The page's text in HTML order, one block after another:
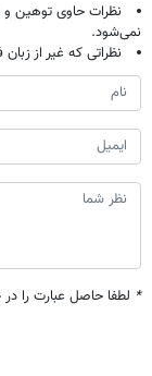
نظرات حاوی توهین
نمی‌شود.
نظراتی که غیر از
* لطفا حاصل عبارت را